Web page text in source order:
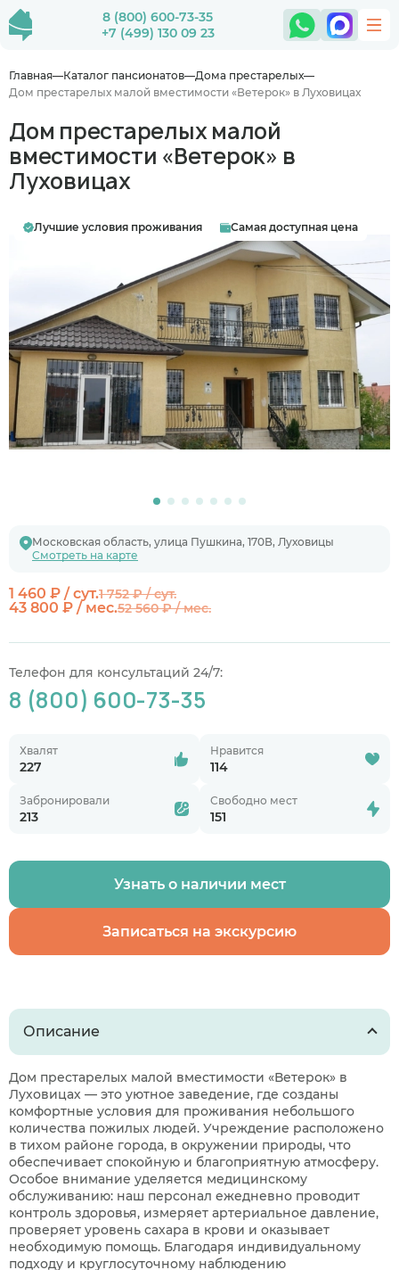
8 (800) 600-73-35
+7 (499) 130 09 23
Главная Каталог пансионатов
Дома престарелых
Дом престарелых малой вместимости «Ветерок» в Луховицах
Дом престарелых малой
вместимости «Ветерок» в
Луховицах
Московская область, улица Пушкина, 170В, Луховицы
Смотреть на карте
1 460 ₽ / сут.1 752 ₽ / сут.
43 800 ₽ / мес.52 560 ₽ / мес.
Телефон для консультаций 24/7:
8 (800) 600-73-35
Хвалят
227
Нравится
114
Забронировали
213
Свободно мест
151
Узнать о наличии мест
Записаться на экскурсию
Лучшие условия проживания Самая доступная цена
Описание
Дом престарелых малой вместимости «Ветерок» в
Луховицах — это уютное заведение, где созданы
комфортные условия для проживания небольшого
количества пожилых людей. Учреждение расположено
в тихом районе города, в окружении природы, что
обеспечивает спокойную и благоприятную атмосферу.
Особое внимание уделяется медицинскому
обслуживанию: наш персонал ежедневно проводит
контроль здоровья, измеряет артериальное давление,
проверяет уровень сахара в крови и оказывает
необходимую помощь. Благодаря индивидуальному
подходу и круглосуточному наблюдению